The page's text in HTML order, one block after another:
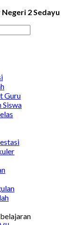
Negeri 2 Sedayu
Guru
Siswa